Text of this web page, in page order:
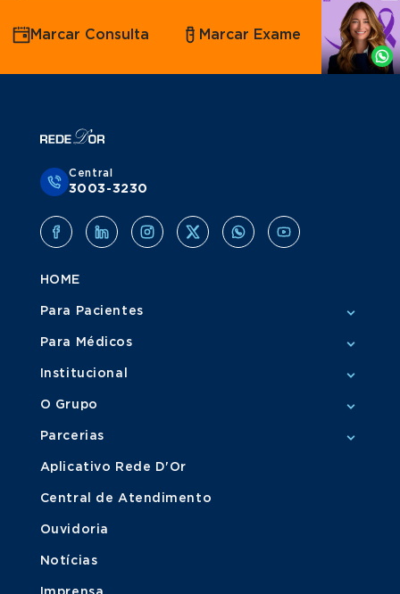
Agende
por
Whatsapp
Marcar Consulta Marcar Exame
Central
3003-3230
HOME
Para Pacientes
Para Médicos
Institucional
O Grupo
Parcerias
Aplicativo Rede D'Or
Central de Atendimento
Ouvidoria
Notícias